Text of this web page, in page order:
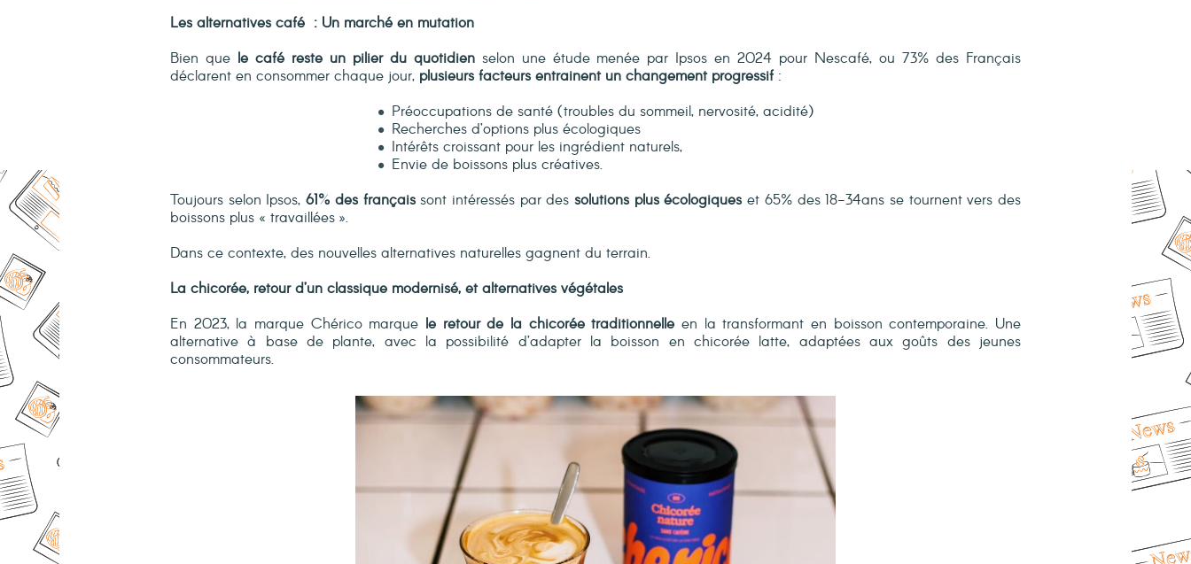
Les alternatives café : Un marché en mutation
Bien que le café reste un pilier du quotidienselon une étude menée par Ipsos en 2024 pour Nescafé, ou 73% des Français
déclarent en consommer chaque jour, plusieurs facteurs entrainent un changement progressif :
Préoccupations de santé (troubles du sommeil, nervosité, acidité)
Recherches d’options plus écologiques
Intérêts croissant pour les ingrédient naturels,
Envie de boissons plus créatives.
Toujours selon Ipsos, 61% des françaissont intéressés par dessolutions plus écologiques et 65% des 18-34ans se tournent vers des
boissons plus « travaillées ».
Dans ce contexte, des nouvelles alternatives naturelles gagnent du terrain.
La chicorée, retour d’un classique modernisé, et alternatives végétales
En 2023, la marque Chérico marque le retour de la chicorée traditionnelle en la transformant en boisson contemporaine. Une
alternative à base de plante, avec la possibilité d’adapter la boisson en chicorée latte, adaptées aux goûts des jeunes
consommateurs.